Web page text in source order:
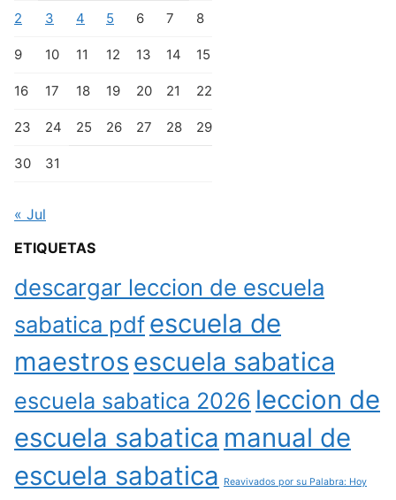
2 3 4 5 6 7 8
9 10 11 12 13 14 15
16 17 18 19 20 21 22
23 24 25 26 27 28 29
30 31
« Jul
ETIQUETAS
descargar leccion de escuela
sabatica pdfescuela de
maestros escuela sabatica
escuela sabatica 2026 leccion de
escuela sabatica manual de
escuela sabatica
Reavivados por su Palabra: Hoy